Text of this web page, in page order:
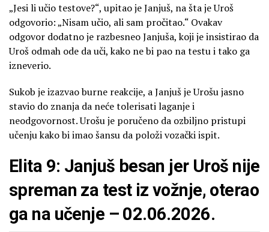
„Jesi li učio testove?“, upitao je Janjuš, na šta je Uroš
odgovorio: „Nisam učio, ali sam pročitao.“ Ovakav
odgovor dodatno je razbesneo Janjuša, koji je insistirao da
Uroš odmah ode da uči, kako ne bi pao na testu i tako ga
izneverio.
Sukob je izazvao burne reakcije, a Janjuš je Urošu jasno
stavio do znanja da neće tolerisati laganje i
neodgovornost. Urošu je poručeno da ozbiljno pristupi
učenju kako bi imao šansu da položi vozački ispit.
Elita 9: Janjuš besan jer Uroš nije
spreman za test iz vožnje, oterao
ga na učenje – 02.06.2026.